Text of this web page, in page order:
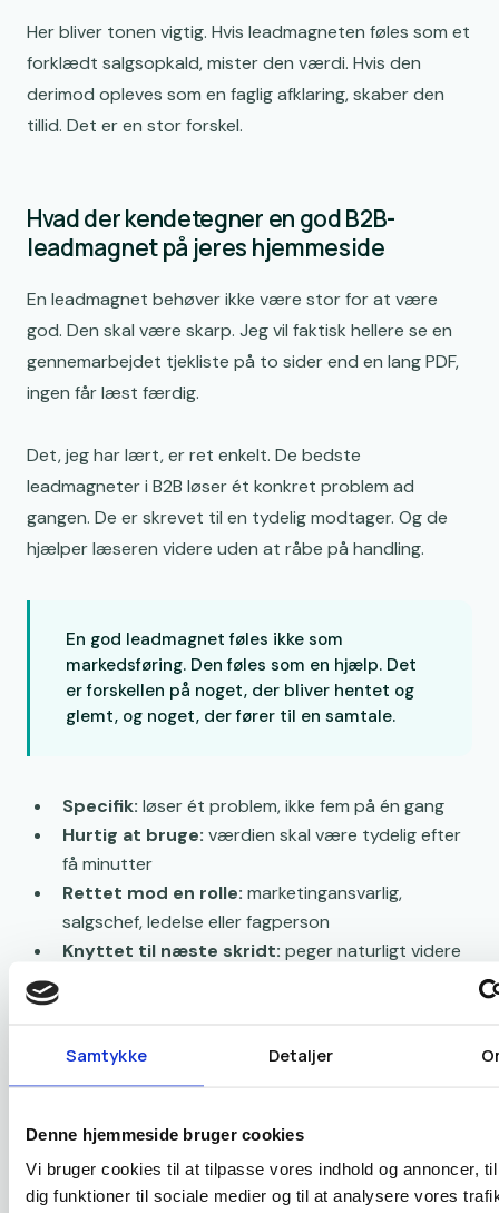
Samtykke Detaljer
Denne hjemmeside bruger cookies
Vi bruger cookies til at tilpasse vores indhold og annoncer,
dig funktioner til sociale medier og til at analysere vores
Her bliver tonen vigtig. Hvis leadmagneten føles som et
forklædt salgsopkald, mister den værdi. Hvis den
derimod opleves som en faglig afklaring, skaber den
tillid. Det er en stor forskel.
Hvad der kendetegner en god B2B-
leadmagnet på jeres hjemmeside
En leadmagnet behøver ikke være stor for at være
god. Den skal være skarp. Jeg vil faktisk hellere se en
gennemarbejdet tjekliste på to sider end en lang PDF,
ingen får læst færdig.
Det, jeg har lært, er ret enkelt. De bedste
leadmagneter i B2B løser ét konkret problem ad
gangen. De er skrevet til en tydelig modtager. Og de
hjælper læseren videre uden at råbe på handling.
En god leadmagnet føles ikke som
markedsføring. Den føles som en hjælp. Det
er forskellen på noget, der bliver hentet og
glemt, og noget, der fører til en samtale.
Specifik: løser ét problem, ikke fem på én gang
Hurtig at bruge: værdien skal være tydelig efter
få minutter
Rettet mod en rolle: marketingansvarlig,
salgschef, ledelse eller fagperson
Knyttet til næste skridt: peger naturligt videre
forstå, hvad man får. Jeg anbefaler et klart navn, en
smart ordvalg. Bare tydelighed. Hvis I beder om en
mailadresse, skal byttet føles fair.